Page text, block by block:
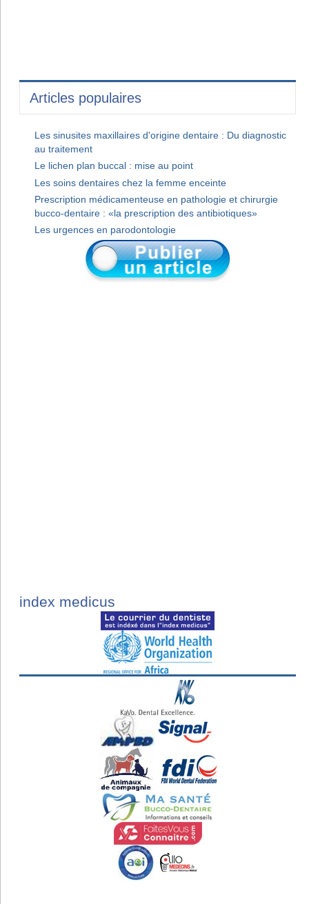
Articles populaires
Les sinusites maxillaires d'origine dentaire : Du diagnostic
au traitement
Le lichen plan buccal : mise au point
Les soins dentaires chez la femme enceinte
Prescription médicamenteuse en pathologie et chirurgie
bucco-dentaire : «la prescription des antibiotiques»
Les urgences en parodontologie
index medicus